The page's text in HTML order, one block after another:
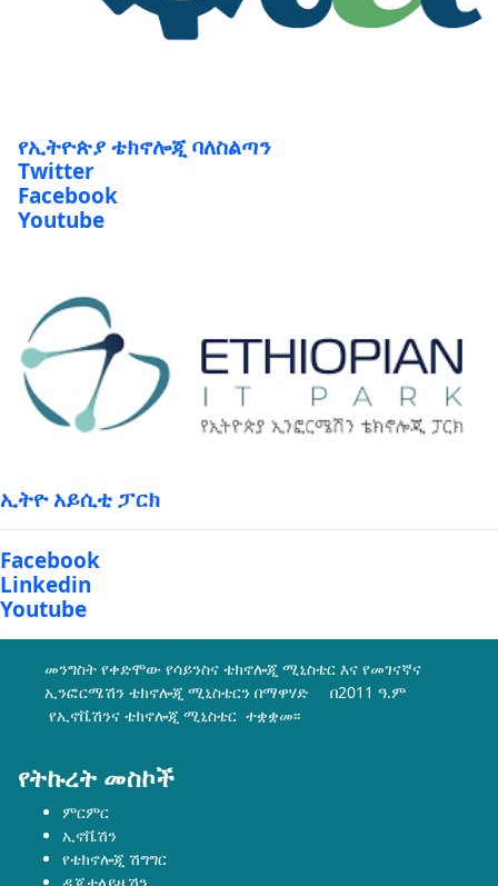
የኢትዮጵያ ቴክኖሎጂ ባለስልጣን
Twitter
Facebook
Youtube
ኢትዮ አይሲቲ ፓርክ
Facebook
Linkedin
Youtube
መንግስት የቀድሞው የሳይንስና ቴክኖሎጂ ሚኒስቴር እና የመገናኛና
ኢንፎርሜሽን ቴክኖሎጂ ሚኒስቴርን በማዋሃድ በ2011 ዓ.ም
የኢኖቬሽንና ቴክኖሎጂ ሚኒስቴር ተቋቋመ፡፡
የትኩረት መስኮች
ምርምር
ኢኖቬሽን
የቴክኖሎጂ ሽግግር